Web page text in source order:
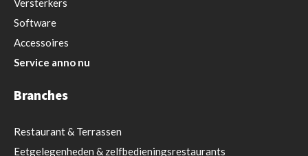
Software
Accessoires
Service anno nu
Branches
Restaurant& Terrassen
Eetgelegenheden & zelfbedieningsrestaurants